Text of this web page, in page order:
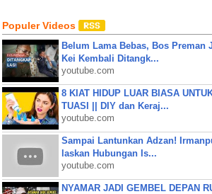
Populer Videos
Belum Lama Bebas, Bos Preman
Kei Kembali Ditangk...
youtube.com
8 KIAT HIDUP LUAR BIASA
TUASI || DIY dan Keraj...
youtube.com
Sampai Lantunkan Adzan!
laskan Hubungan Is...
youtube.com
NYAMAR JADI GEMBEL DEPAN